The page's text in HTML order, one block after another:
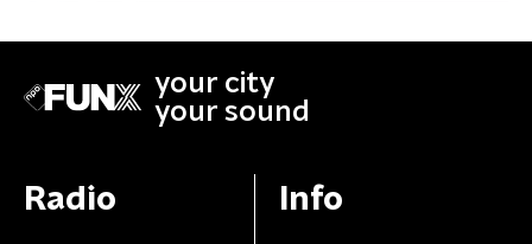
your city
your sound
Radio Info